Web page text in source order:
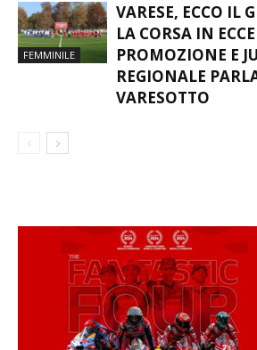
FEMMINILE
VARESE, ECCO IL
LA CORSA IN
PROMOZIONE E
REGIONALE
VARESOTTO